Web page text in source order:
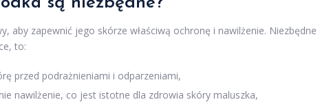
aby zapewnić jego skórze właściwą ochronę i nawilżenie. Niezbędne
to:
przed podrażnieniami i odparzeniami,
nawilżenie, co jest istotne dla zdrowia skóry maluszka,